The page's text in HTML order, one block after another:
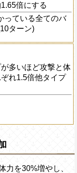
倍にする
っている全てのバ
ターン)
多いほど攻撃と体
れ1.5倍他タイプ
力を30%増やし、